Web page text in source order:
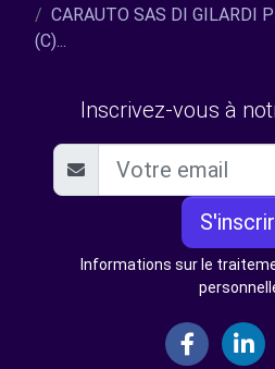
CARAUTO SAS DI GILARDI
(C)...
Inscrivez-vous à
Informations sur le